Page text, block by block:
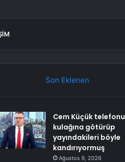
Son Eklenen
Cem Küçük telefonu
kulağına götürüp
yayındakileri böyle
kandırıyormuş
Ağustos 9, 2026